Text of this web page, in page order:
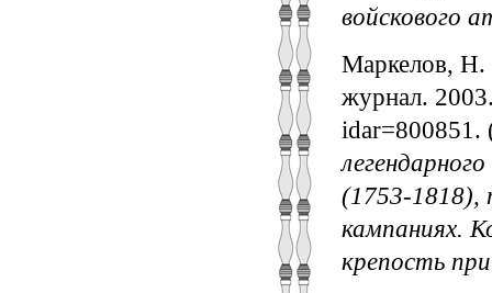
войскового
Маркелов, Н.
журнал.
(1753-1818),
кампаниях.
крепость